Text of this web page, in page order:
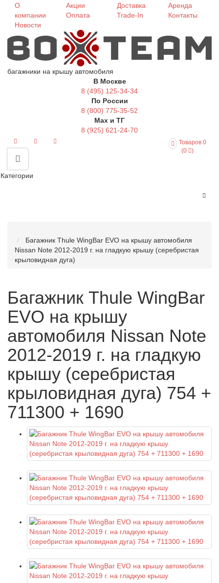
О
компании
Новости
Акции
Оплата
Доставка
Trade-In
Аренда
Контакты
багажники на крышу автомобиля
В Москве
8 (495) 125-34-34
По России
8 (800) 775-35-52
Max и ТГ
8 (925) 621-24-70
Товаров 0
(0
)
Категории
Багажник Thule WingBar EVO на крышу автомобиля
Nissan Note 2012-2019 г. на гладкую крышу (серебристая
крыловидная дуга)
Багажник Thule WingBar
EVO на крышу
автомобиля Nissan Note
2012-2019 г. на гладкую
крышу (серебристая
крыловидная дуга) 754 +
711300 + 1690